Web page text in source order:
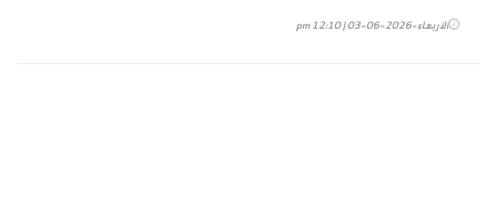
الأربعاء-2026-06-03 | 12:10 pm